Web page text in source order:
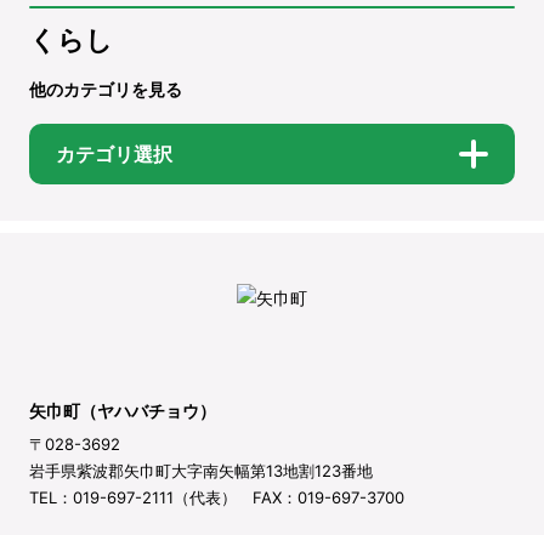
くらし
他のカテゴリを見る
カテゴリ選択
矢巾町（ヤハバチョウ）
〒028-3692
岩手県紫波郡矢巾町大字南矢幅第13地割123番地
TEL：019-697-2111（代表） FAX：019-697-3700